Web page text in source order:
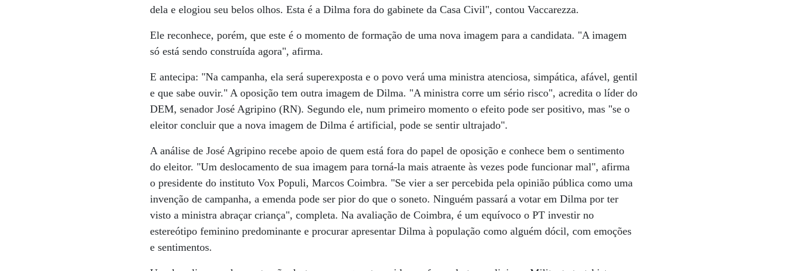
dela e elogiou seu belos olhos. Esta é a Dilma fora do gabinete da Casa Civil", contou Vaccarezza.
Ele reconhece, porém, que este é o momento de formação de uma nova imagem para a candidata. "A imagem
só está sendo construída agora", afirma.
E antecipa: "Na campanha, ela será superexposta e o povo verá uma ministra atenciosa, simpática, afável, gentil
e que sabe ouvir." A oposição tem outra imagem de Dilma. "A ministra corre um sério risco", acredita o líder do
DEM, senador José Agripino (RN). Segundo ele, num primeiro momento o efeito pode ser positivo, mas "se o
eleitor concluir que a nova imagem de Dilma é artificial, pode se sentir ultrajado".
A análise de José Agripino recebe apoio de quem está fora do papel de oposição e conhece bem o sentimento
do eleitor. "Um deslocamento de sua imagem para torná-la mais atraente às vezes pode funcionar mal", afirma
o presidente do instituto Vox Populi, Marcos Coimbra. "Se vier a ser percebida pela opinião pública como uma
invenção de campanha, a emenda pode ser pior do que o soneto. Ninguém passará a votar em Dilma por ter
visto a ministra abraçar criança", completa. Na avaliação de Coimbra, é um equívoco o PT investir no
estereótipo feminino predominante e procurar apresentar Dilma à população como alguém dócil, com emoções
e sentimentos.